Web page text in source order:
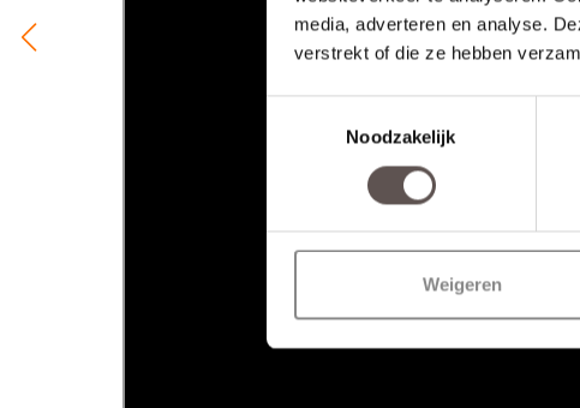
media, adverteren en analyse.
verstrekt of die ze hebben
Noodzakelijk
Weigeren